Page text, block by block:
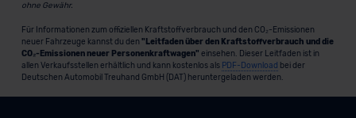
ohne Gewähr.
Für Informationen zum offiziellen Kraftstoffverbrauch und den CO₂-Emissionen
neuer Fahrzeuge kannst du den "Leitfaden über den Kraftstoffverbrauch und die
CO₂-Emissionen neuer Personenkraftwagen" einsehen. Dieser Leitfaden ist in
allen Verkaufsstellen erhältlich und kann kostenlos als PDF-Download bei der
Deutschen Automobil Treuhand GmbH (DAT) heruntergeladen werden.